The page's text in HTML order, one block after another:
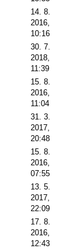
14. 8.
2016,
10:16
30. 7.
2018,
11:39
15. 8.
2016,
11:04
31. 3.
2017,
20:48
15. 8.
2016,
07:55
13. 5.
2017,
22:09
17. 8.
2016,
12:43